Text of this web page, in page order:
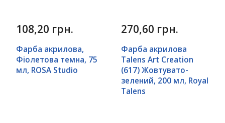
108,20 грн.
Фарба акрилова,
Фіолетова темна, 75
мл, ROSA Studio
270,60 грн.
Фарба акрилова
Talens Art Creation
(617) Жовтувато-
зелений, 200 мл, Royal
Talens